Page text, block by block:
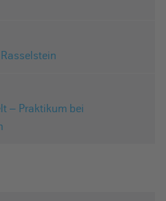
– Praktikum bei